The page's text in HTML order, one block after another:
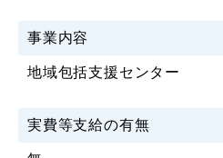
事業内容
地域包括支援センター
実費等支給の有無